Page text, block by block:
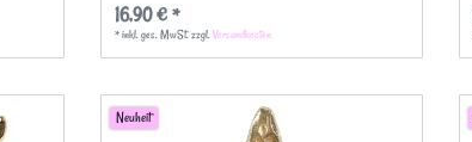
16,90 € *
*inkl. ges. MwSt.zzgl.Versandkosten
Neuheit